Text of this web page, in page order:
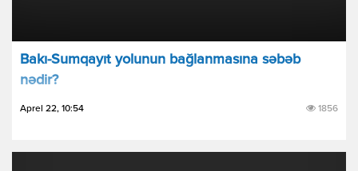
Bakı-Sumqayıt yolunun bağlanmasına səbəb
nədir?
Aprel 22, 10:54 1856